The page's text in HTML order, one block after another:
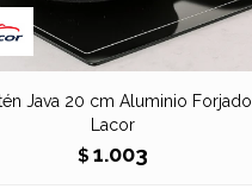
Java 20 cm Aluminio Forjado
Lacor
$ 1.003